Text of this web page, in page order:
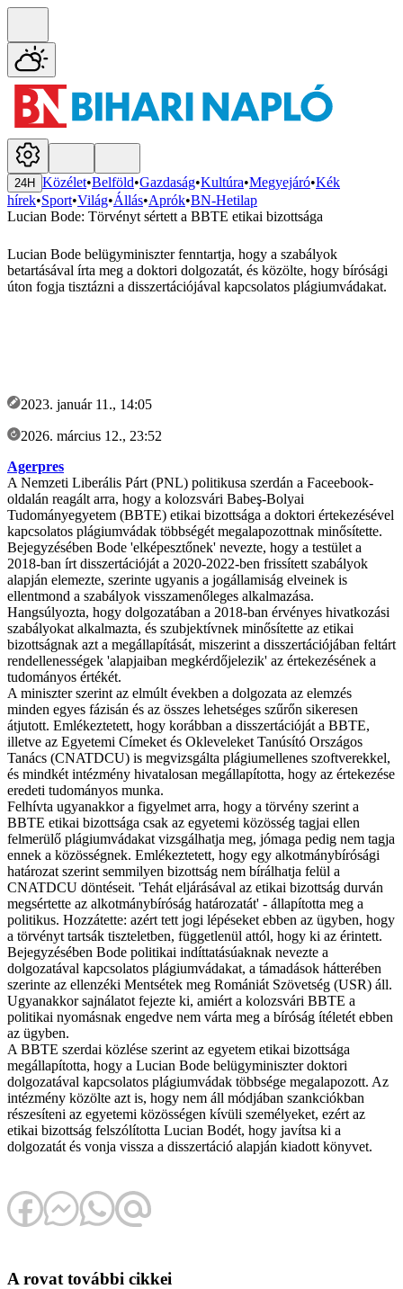
24H Közélet•Belföld•Gazdaság•Kultúra•Megyejáró•Kék
hírek•Sport•Világ•Állás•Aprók•BN-Hetilap
Lucian Bode: Törvényt sértett a BBTE etikai bizottsága
Lucian Bode belügyminiszter fenntartja, hogy a szabályok
betartásával írta meg a doktori dolgozatát, és közölte, hogy bírósági
úton fogja tisztázni a disszertációjával kapcsolatos plágiumvádakat.
2023. január 11., 14:05
2026. március 12., 23:52
Agerpres
A Nemzeti Liberális Párt (PNL) politikusa szerdán a Faceebook-
oldalán reagált arra, hogy a kolozsvári Babeş-Bolyai
Tudományegyetem (BBTE) etikai bizottsága a doktori értekezésével
kapcsolatos plágiumvádak többségét megalapozottnak minősítette.
Bejegyzésében Bode 'elképesztőnek' nevezte, hogy a testület a
2018-ban írt disszertációját a 2020-2022-ben frissített szabályok
alapján elemezte, szerinte ugyanis a jogállamiság elveinek is
ellentmond a szabályok visszamenőleges alkalmazása.
Hangsúlyozta, hogy dolgozatában a 2018-ban érvényes hivatkozási
szabályokat alkalmazta, és szubjektívnek minősítette az etikai
bizottságnak azt a megállapítását, miszerint a disszertációjában feltárt
rendellenességek 'alapjaiban megkérdőjelezik' az értekezésének a
tudományos értékét.
A miniszter szerint az elmúlt években a dolgozata az elemzés
minden egyes fázisán és az összes lehetséges szűrőn sikeresen
átjutott. Emlékeztetett, hogy korábban a disszertációját a BBTE,
illetve az Egyetemi Címeket és Okleveleket Tanúsító Országos
Tanács (CNATDCU) is megvizsgálta plágiumellenes szoftverekkel,
és mindkét intézmény hivatalosan megállapította, hogy az értekezése
eredeti tudományos munka.
Felhívta ugyanakkor a figyelmet arra, hogy a törvény szerint a
BBTE etikai bizottsága csak az egyetemi közösség tagjai ellen
felmerülő plágiumvádakat vizsgálhatja meg, jómaga pedig nem tagja
ennek a közösségnek. Emlékeztetett, hogy egy alkotmánybírósági
határozat szerint semmilyen bizottság nem bírálhatja felül a
CNATDCU döntéseit. 'Tehát eljárásával az etikai bizottság durván
megsértette az alkotmánybíróság határozatát' - állapította meg a
politikus. Hozzátette: azért tett jogi lépéseket ebben az ügyben, hogy
a törvényt tartsák tiszteletben, függetlenül attól, hogy ki az érintett.
Bejegyzésében Bode politikai indíttatásúaknak nevezte a
dolgozatával kapcsolatos plágiumvádakat, a támadások hátterében
szerinte az ellenzéki Mentsétek meg Romániát Szövetség (USR) áll.
Ugyanakkor sajnálatot fejezte ki, amiért a kolozsvári BBTE a
politikai nyomásnak engedve nem várta meg a bíróság ítéletét ebben
az ügyben.
A BBTE szerdai közlése szerint az egyetem etikai bizottsága
megállapította, hogy a Lucian Bode belügyminiszter doktori
dolgozatával kapcsolatos plágiumvádak többsége megalapozott. Az
intézmény közölte azt is, hogy nem áll módjában szankciókban
részesíteni az egyetemi közösségen kívüli személyeket, ezért az
etikai bizottság felszólította Lucian Bodét, hogy javítsa ki a
dolgozatát és vonja vissza a disszertáció alapján kiadott könyvet.
A rovat további cikkei